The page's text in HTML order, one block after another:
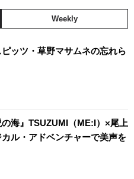
Weekly
ッツ・草野マサムネの忘れら
の海』TSUZUMI（ME:I）×尾上
ル・アドベンチャーで美声を